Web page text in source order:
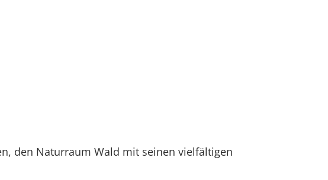
den Naturraum Wald mit seinen vielfältigen